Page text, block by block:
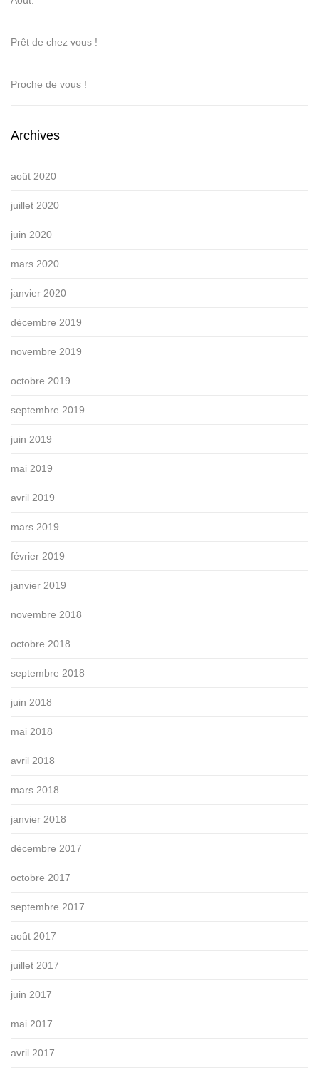
Prêt de chez vous !
Proche de vous !
Archives
août 2020
juillet 2020
juin 2020
mars 2020
janvier 2020
décembre 2019
novembre 2019
octobre 2019
septembre 2019
juin 2019
mai 2019
avril 2019
mars 2019
février 2019
janvier 2019
novembre 2018
octobre 2018
septembre 2018
juin 2018
mai 2018
avril 2018
mars 2018
janvier 2018
décembre 2017
octobre 2017
septembre 2017
août 2017
juillet 2017
juin 2017
mai 2017
avril 2017